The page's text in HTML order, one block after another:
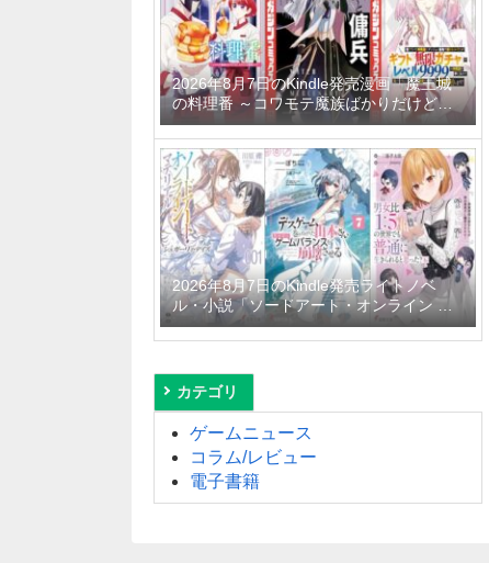
2026年8月7日のKindle発売漫画「魔王城
の料理番 ～コワモテ魔族ばかりだけど、
ホワイトな職場です～ 6巻」「魔女と傭兵
9巻」「信じていた仲間達にダンジョン奥
地で殺されかけたがギフト『無限ガチャ』
でレベル9999の仲間達を手に入れて元パ
ーティーメンバーと世界に復讐＆『ざま
ぁ！』します！ 23巻」など
2026年8月7日のKindle発売ライトノベ
ル・小説「ソードアート・オンライン マ
テリアル1 シュガーリィ・デイズ」「デス
ゲームに巻き込まれた山本さん、気ままに
比1：5の世界でも普通に生きられると思
った？6 ～激重感情な彼女たちが無自覚男
子に翻弄されたら～」など
カテゴリ
ゲームニュース
コラム/レビュー
電子書籍